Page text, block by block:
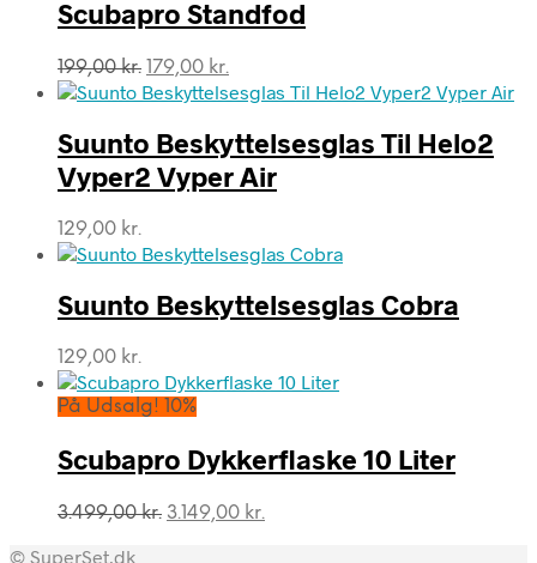
Scubapro Standfod
199,00kr. Den
oprindelige
var:
199,00 kr..
179,00 kr.
aktuelle
er:
179,00 kr..
Suunto Beskyttelsesglas Til Helo2
Vyper2 Vyper Air
129,00 kr.
Suunto Beskyttelsesglas Cobra
129,00 kr.
På Udsalg! 10%
Scubapro Dykkerflaske 10 Liter
3.499,00kr. Den
3.149,00 kr.
© SuperSet.dk